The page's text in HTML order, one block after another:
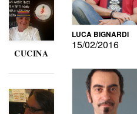
CUCINA
LUCA BIGNARDI
15/02/2016